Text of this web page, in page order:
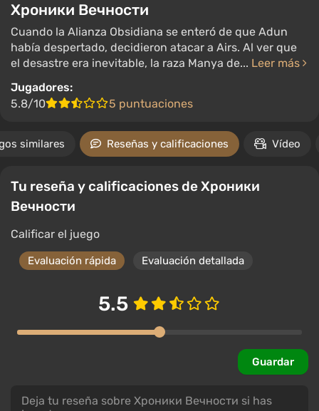
Хроники Вечности
Cuando la Alianza Obsidiana se enteró de que Adun
había despertado, decidieron atacar a Airs. Al ver que
el desastre era inevitable, la raza Manya de... Leer más
Jugadores:
5.8/10
5 puntuaciones
similares Reseñas y calificaciones Vídeo
Tu reseña y calificaciones de Хроники
Вечности
Calificar el juego
Evaluación rápida Evaluación detallada
5.5
Guardar